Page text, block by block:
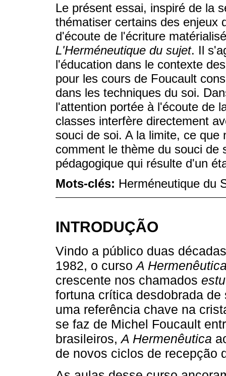
Le présent essai, inspiré de la
thématiser certains des enjeux
d'écoute de l'écriture
L'Herméneutique du sujet. Il
l'éducation dans le contexte
pour les cours de Foucault
dans les techniques du soi.
l'attention portée à l'écoute de
classes interfère directement
souci de soi. A la limite, ce
comment le thème du souci de
pédagogique qui résulte d'un
Mots-clés: Herméneutique du
INTRODUÇÃO
Vindo a público duas
1982, o cursoA
crescente nos chamados
fortuna crítica desdobrada
uma referência chave na
se faz de Michel Foucault
brasileiros,A Hermenêutica
de novos ciclos de recepção